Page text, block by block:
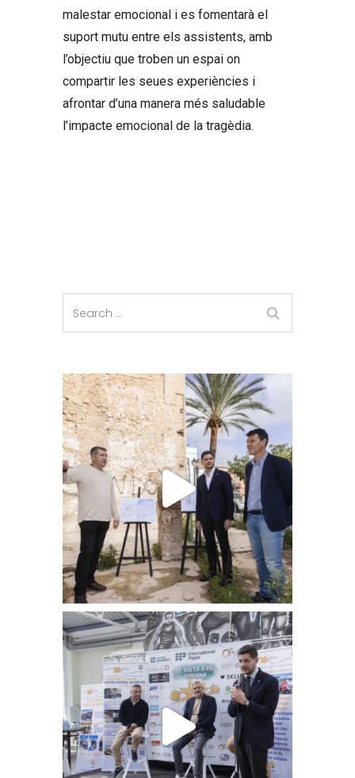
malestar emocional i es fomentarà el
suport mutu entre els assistents, amb
l’objectiu que troben un espai on
compartir les seues experiències i
afrontar d’una manera més saludable
l’impacte emocional de la tragèdia.